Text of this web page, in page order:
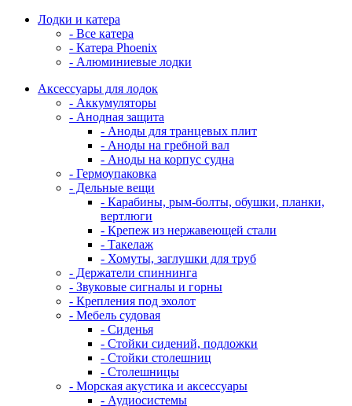
Лодки и катера
- Все катера
- Катера Phoenix
- Алюминиевые лодки
Аксессуары для лодок
- Аккумуляторы
- Анодная защита
- Аноды для транцевых плит
- Аноды на гребной вал
- Аноды на корпус судна
- Гермоупаковка
- Дельные вещи
- Карабины, рым-болты, обушки, планки,
вертлюги
- Крепеж из нержавеющей стали
- Такелаж
- Хомуты, заглушки для труб
- Держатели спиннинга
- Звуковые сигналы и горны
- Крепления под эхолот
- Мебель судовая
- Сиденья
- Стойки сидений, подложки
- Стойки столешниц
- Столешницы
- Морская акустика и аксессуары
- Аудиосистемы